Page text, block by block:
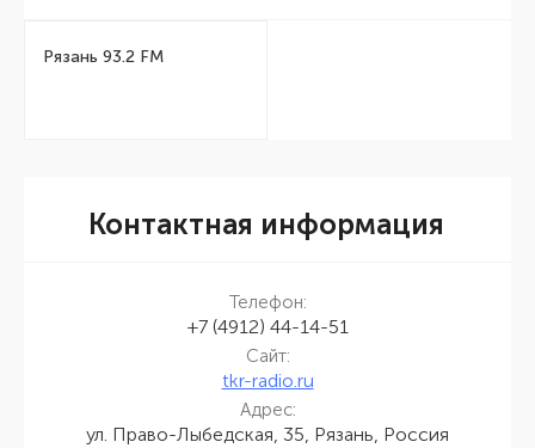
Рязань 93.2 FM
Контактная информация
Телефон:
+7 (4912) 44-14-51
Сайт:
tkr-radio.ru
Адрес:
ул. Право-Лыбедская, 35, Рязань, Россия